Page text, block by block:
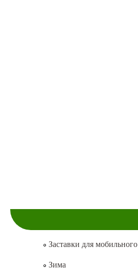
Заставки для мобильного
Зима